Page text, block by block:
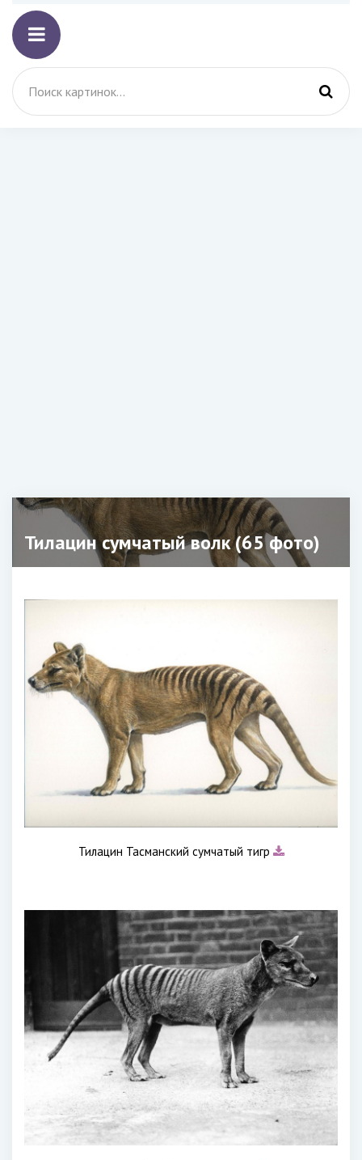
Тилацин сумчатый волк (65 фото)
Тилацин Тасманский сумчатый тигр